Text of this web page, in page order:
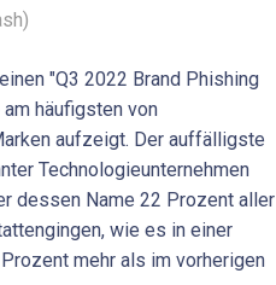
"Q3 2022 Brand Phishing
häufigsten von
aufzeigt. Der auffälligste
Technologieunternehmen
dessen Name 22 Prozent aller
wie es in einer
mehr als im vorherigen